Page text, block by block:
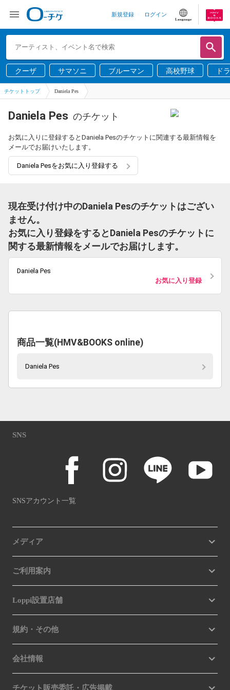
新規登録 ログイン
Language
クーザ サマソニ ブルーマン 高校野球 ド
チケットトップ Daniela Pes
Daniela Pes のチケット
お気に入りに登録するとDaniela Pesのチケットに関連する最新情報を
メールでお届けいたします。
Daniela Pesをお気に入り登録する
現在受け付け中のDaniela Pesのチケットはござい
ません。
お気に入り登録をするとDaniela Pesのチケットに
関する最新情報をメールでお届けします。
Daniela Pes
お気に入り登録
商品一覧(HMV&BOOKS online)
Daniela Pes
SNS
SNSアカウント一覧
メディア
ご利用案内
Loppi設置店舗
規約・その他
会社情報
チケット販売委託・広告掲載